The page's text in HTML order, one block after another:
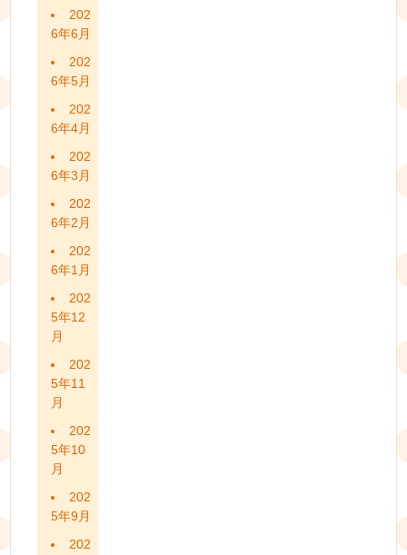
202
6年6月
202
6年5月
202
6年4月
202
6年3月
202
6年2月
202
6年1月
202
5年12
月
202
5年11
月
202
5年10
月
202
5年9月
202